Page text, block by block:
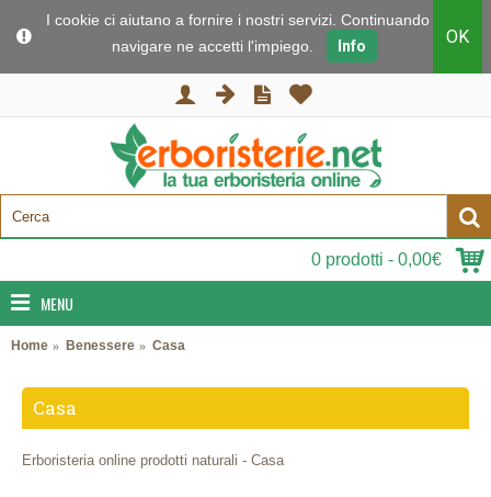
I cookie ci aiutano a fornire i nostri servizi. Continuando a
navigare ne accetti l'impiego.
Info OK
0 prodotti - 0,00€
MENU
Home Benessere Casa
Casa
Erboristeria online prodotti naturali - Casa